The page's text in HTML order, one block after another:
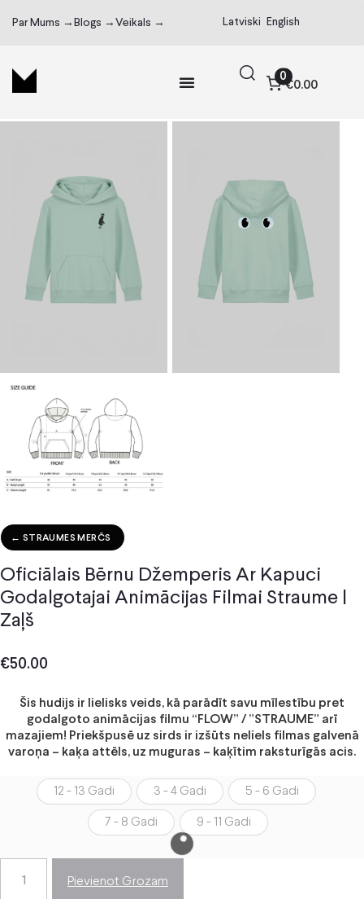
Par Mums → Blogs → Veikals → Latviski English
0
€0.00
← STRAUMES MERČS
Oficiālais Bērnu Džemperis Ar Kapuci
Godalgotajai Animācijas Filmai Straume |
Zaļš
€50.00
Šis hudijs ir lielisks veids, kā parādīt savu mīlestību pret
godalgoto animācijas filmu “FLOW” / ”STRAUME” arī
mazajiem! Priekšpusē uz sirds ir izšūts neliels filmas galvenā
varoņa – kaķa attēls, uz muguras – kaķītim raksturīgās acis.
12 - 13 Gadi 3 - 4 Gadi 5 - 6 Gadi
7 - 8 Gadi 9 - 11 Gadi
Pievienot Grozam